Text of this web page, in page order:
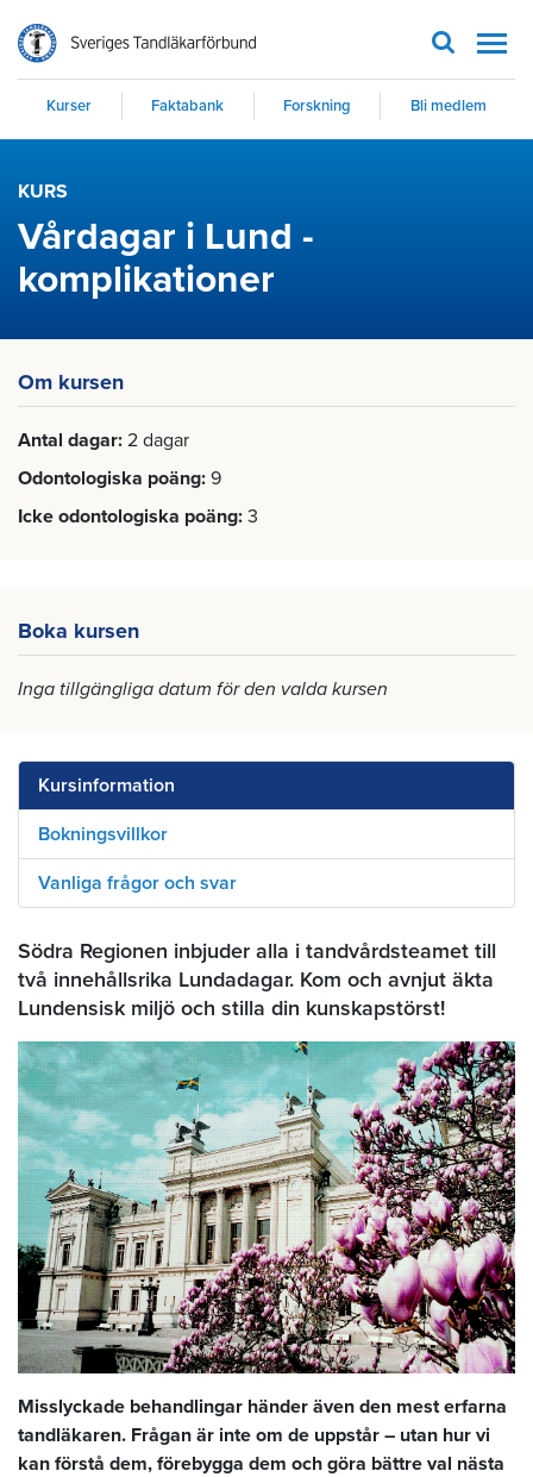
Kurser Faktabank Forskning Bli medlem
KURS
Vårdagar i Lund -
komplikationer
Om kursen
Antal dagar 2 dagar
Odontologiska poäng 9
Icke odontologiska poäng 3
Boka kursen
Inga tillgängliga datum för den valda kursen
Kursinformation
Bokningsvillkor
Vanliga frågor och svar
Södra Regionen inbjuder alla i tandvårdsteamet till
två innehållsrika Lundadagar. Kom och avnjut äkta
Lundensisk miljö och stilla din kunskapstörst!
Misslyckade behandlingar händer även den mest erfarna
tandläkaren. Frågan är inte om de uppstår – utan hur vi
kan förstå dem, förebygga dem och göra bättre val nästa